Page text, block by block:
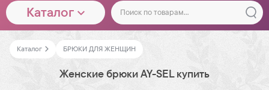
Каталог
Каталог БРЮКИ ДЛЯ ЖЕНЩИН
Женские брюки AY-SEL купить